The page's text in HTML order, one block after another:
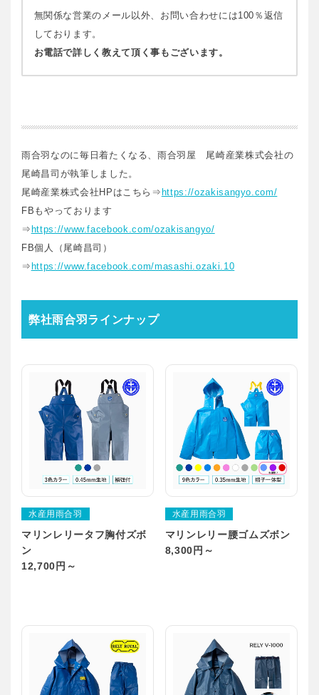
無関係な営業のメール以外、お問い合わせには100％返信
しております。
お電話で詳しく教えて頂く事もございます。
雨合羽なのに毎日着たくなる、雨合羽屋 尾崎産業株式会社の
尾崎昌司が執筆しました。
尾崎産業株式会社HPはこちら⇒https://ozakisangyo.com/
FBもやっております
⇒https://www.facebook.com/ozakisangyo/
FB個人（尾崎昌司）
⇒https://www.facebook.com/masashi.ozaki.10
弊社雨合羽ラインナップ
水産用雨合羽
マリンレリータフ胸付ズボ
ン
12,700円～
水産用雨合羽
マリンレリー腰ゴムズボン
8,300円～